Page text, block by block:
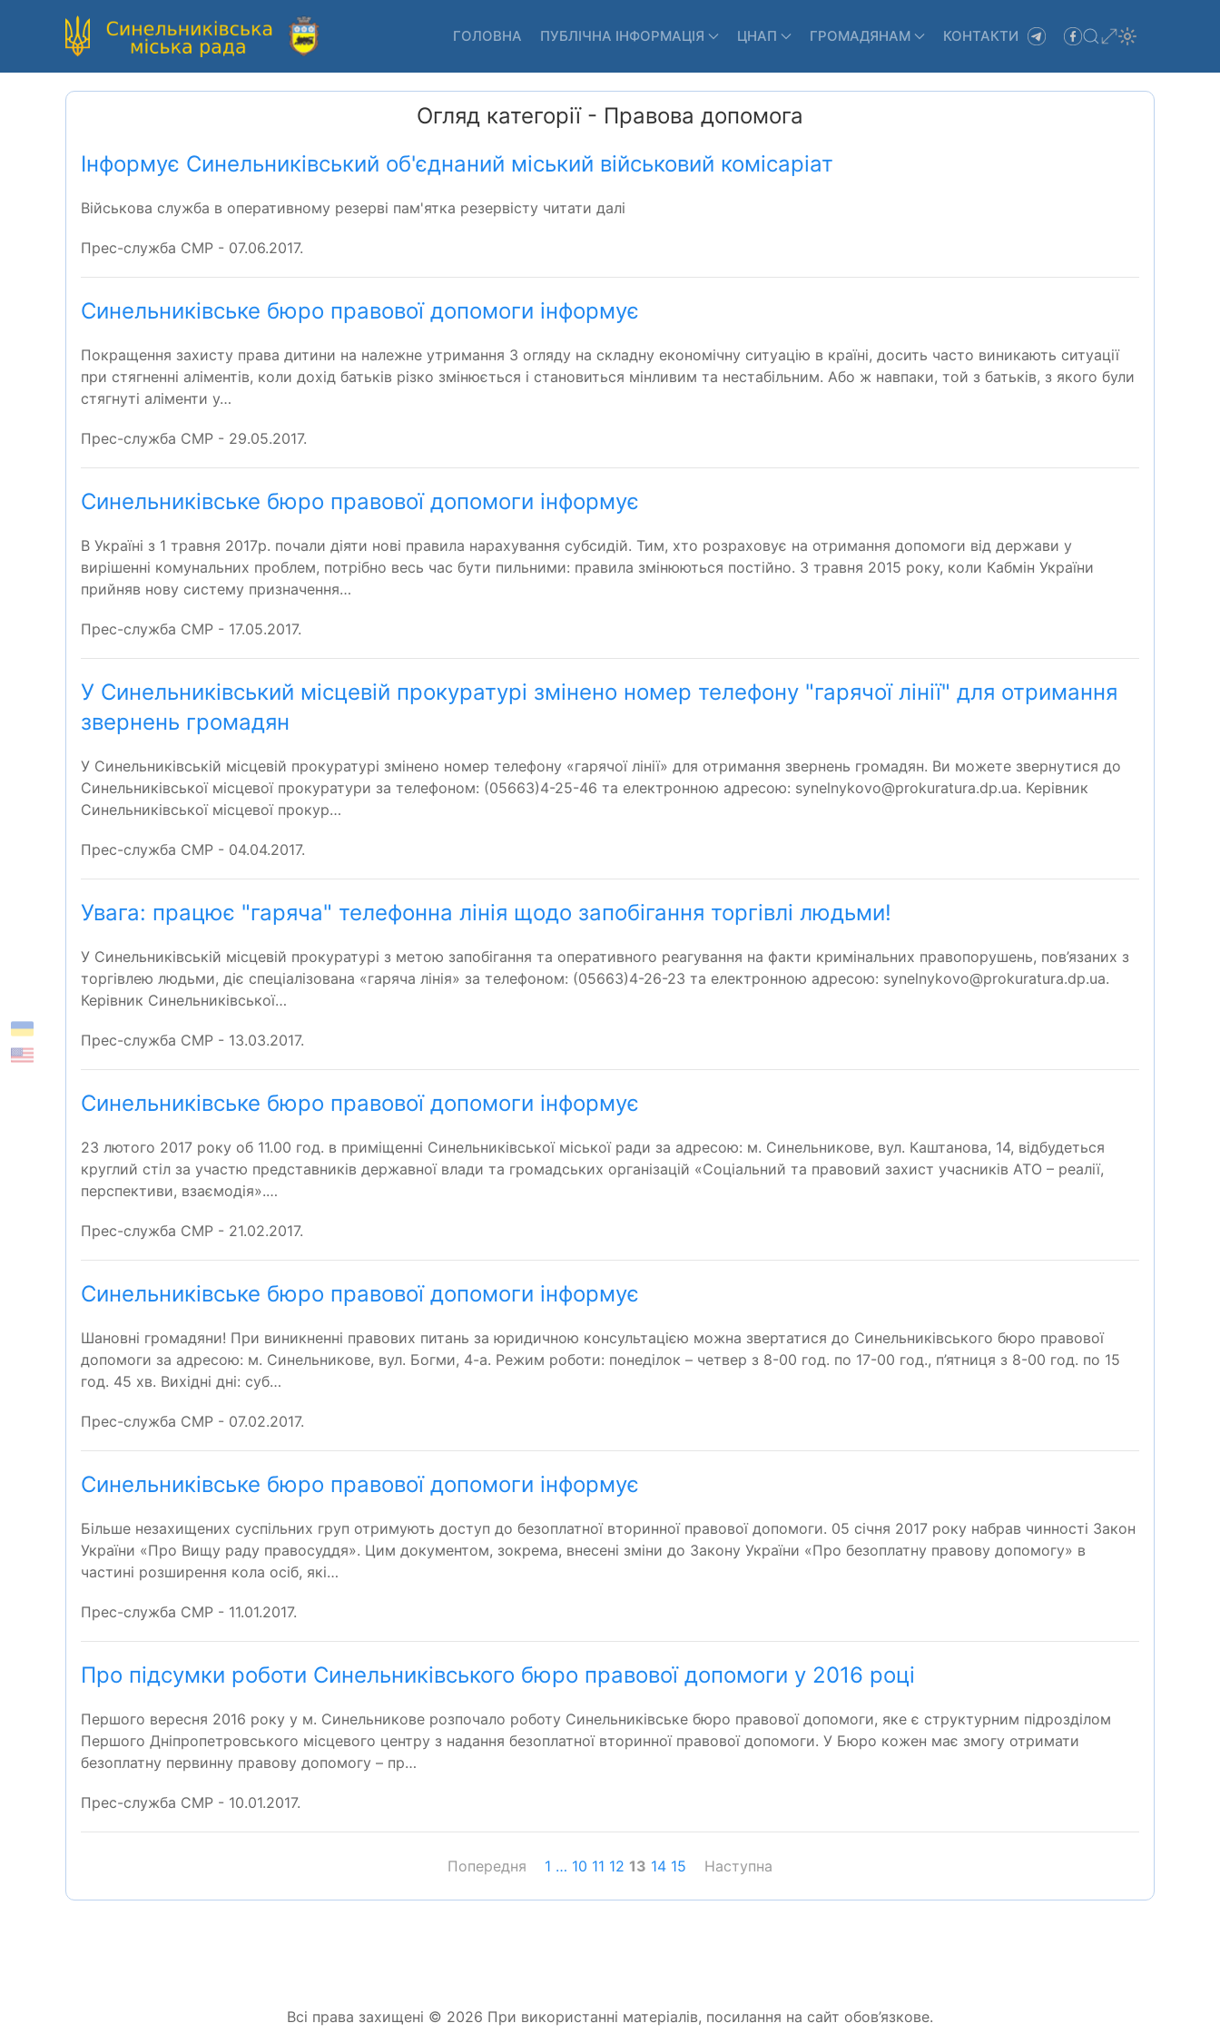
ГОЛОВНА ПУБЛІЧНА ІНФОРМАЦІЯ ЦНАП ГРОМАДЯНАМ КОНТАКТИ
Огляд категорії - Правова допомога
Інформує Синельниківський об'єднаний міський військовий комісаріат
Військова служба в оперативному резерві пам'ятка резервісту читати далі
Прес-служба СМР - 07.06.2017.
Синельниківське бюро правової допомоги інформує
Покращення захисту права дитини на належне утримання З огляду на складну економічну ситуацію в країні, досить часто виникають ситуації
при стягненні аліментів, коли дохід батьків різко змінюється і становиться мінливим та нестабільним. Або ж навпаки, той з батьків, з якого були
стягнуті аліменти у…
Прес-служба СМР - 29.05.2017.
Синельниківське бюро правової допомоги інформує
В Україні з 1 травня 2017р. почали діяти нові правила нарахування субсидій. Тим, хто розраховує на отримання допомоги від держави у
вирішенні комунальних проблем, потрібно весь час бути пильними­­: правила змінюються постійно. З травня 2015 року, коли Кабмін України
прийняв нову систему призначення…
Прес-служба СМР - 17.05.2017.
У Синельниківський місцевій прокуратурі змінено номер телефону "гарячої лінії" для отримання
звернень громадян
У Синельниківській місцевій прокуратурі змінено номер телефону «гарячої лінії» для отримання звернень громадян. Ви можете звернутися до
Синельниківської місцевої прокуратури за телефоном: (05663)4-25-46 та електронною адресою: synelnykovo@prokuratura.dp.ua. Керівник
Синельниківської місцевої прокур…
Прес-служба СМР - 04.04.2017.
Увага: працює "гаряча" телефонна лінія щодо запобігання торгівлі людьми!
У Синельниківській місцевій прокуратурі з метою запобігання та оперативного реагування на факти кримінальних правопорушень, пов’язаних з
торгівлею людьми, діє спеціалізована «гаряча лінія» за телефоном: (05663)4-26-23 та електронною адресою: synelnykovo@prokuratura.dp.ua.
Керівник Синельниківської…
Прес-служба СМР - 13.03.2017.
Синельниківське бюро правової допомоги інформує
23 лютого 2017 року об 11.00 год. в приміщенні Синельниківської міської ради за адресою: м. Синельникове, вул. Каштанова, 14, відбудеться
круглий стіл за участю представників державної влади та громадських організацій «Соціальний та правовий захист учасників АТО – реалії,
перспективи, взаємодія».…
Прес-служба СМР - 21.02.2017.
Синельниківське бюро правової допомоги інформує
Шановні громадяни! При виникненні правових питань за юридичною консультацією можна звертатися до Синельниківського бюро правової
допомоги за адресою: м. Синельникове, вул. Богми, 4-а. Режим роботи: понеділок – четвер з 8-00 год. по 17-00 год., п’ятниця з 8-00 год. по 15
год. 45 хв. Вихідні дні: суб…
Прес-служба СМР - 07.02.2017.
Синельниківське бюро правової допомоги інформує
Більше незахищених суспільних груп отримують доступ до безоплатної вторинної правової допомоги. 05 січня 2017 року набрав чинності Закон
України «Про Вищу раду правосуддя». Цим документом, зокрема, внесені зміни до Закону України «Про безоплатну правову допомогу» в
частині розширення кола осіб, які…
Прес-служба СМР - 11.01.2017.
Про підсумки роботи Синельниківського бюро правової допомоги у 2016 році
Першого вересня 2016 року у м. Синельникове розпочало роботу Синельниківське бюро правової допомоги, яке є структурним підрозділом
Першого Дніпропетровського місцевого центру з надання безоплатної вторинної правової допомоги. У Бюро кожен має змогу отримати
безоплатну первинну правову допомогу – пр…
Прес-служба СМР - 10.01.2017.
Попередня Наступна
1 … 10 11 12 13 14 15
Всі права захищені © 2026 При використанні матеріалів, посилання на сайт обов’язкове.